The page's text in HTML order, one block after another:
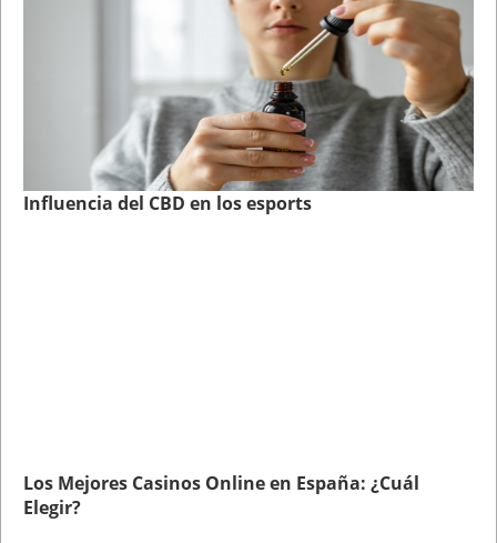
Influencia del CBD en los esports
Los Mejores Casinos Online en España: ¿Cuál
Elegir?